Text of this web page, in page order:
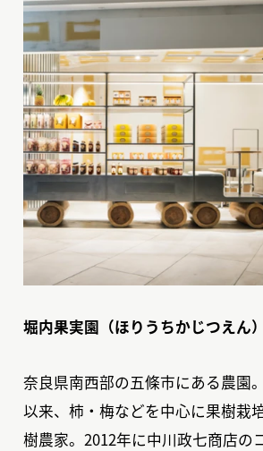
堀内果実園（ほりうちかじつえん）
奈良県南西部の五條市にある農園
以来、柿・梅などを中心に果樹栽
樹農家。2012年に中川政七商店の